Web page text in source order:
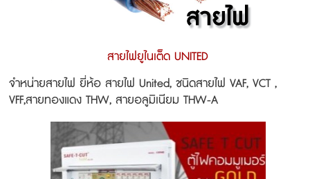
สายไฟยูไนเต็ด UNITED
จำหน่ายสายไฟ ยี่ห้อ สายไฟ United, ชนิดสายไฟ VAF, VCT ,
VFF,สายทองแดง THW, สายอลูมิเนียม THW-A